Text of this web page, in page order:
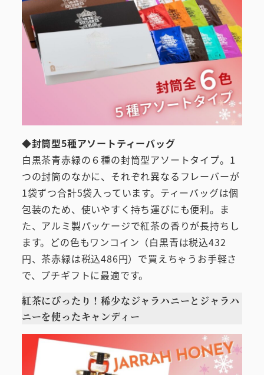
◆封筒型5種アソートティーバッグ
白黒茶青赤緑の６種の封筒型アソートタイプ。1
つの封筒のなかに、それぞれ異なるフレーバーが
1袋ずつ合計5袋入っています。ティーバッグは個
包装のため、使いやすく持ち運びにも便利。ま
た、アルミ製パッケージで紅茶の香りが長持ちし
ます。どの色もワンコイン（白黒青は税込432
円、茶赤緑は税込486円）で買えちゃうお手軽さ
で、プチギフトに最適です。
紅茶にぴったり！稀少なジャラハニーとジャラハ
ニーを使ったキャンディー